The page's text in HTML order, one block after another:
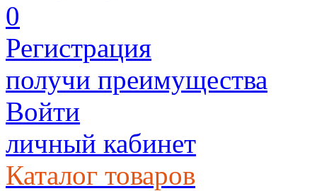
0
Регистрация
получи преимущества
Войти
личный кабинет
Каталог товаров